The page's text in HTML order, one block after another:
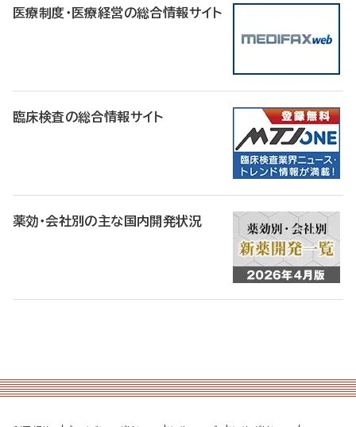
医療制度・医療経営の総合情報サイト
臨床検査の総合情報サイト
薬効・会社別の主な国内開発状況